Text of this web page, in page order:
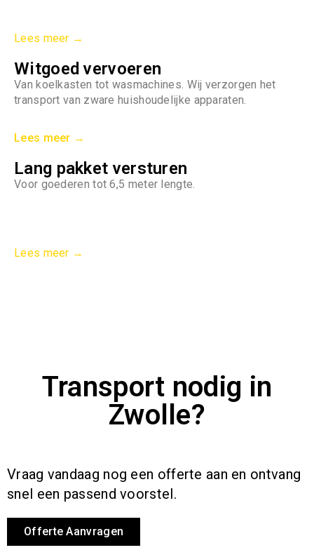
Lees meer →
Witgoed vervoeren
Van koelkasten tot wasmachines. Wij verzorgen het
transport van zware huishoudelijke apparaten.
Lees meer →
Lang pakket versturen
Voor goederen tot 6,5 meter lengte.
Lees meer →
Transport nodig in
Zwolle?
Vraag vandaag nog een offerte aan en ontvang
snel een passend voorstel.
Offerte Aanvragen